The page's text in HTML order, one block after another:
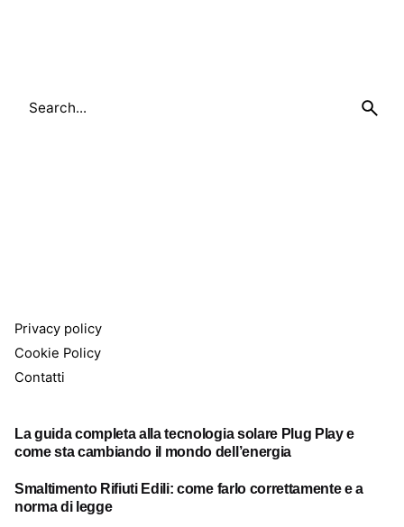
Privacy policy
Cookie Policy
Contatti
La guida completa alla tecnologia solare Plug Play e
come sta cambiando il mondo dell’energia
Smaltimento Rifiuti Edili: come farlo correttamente e a
norma di legge